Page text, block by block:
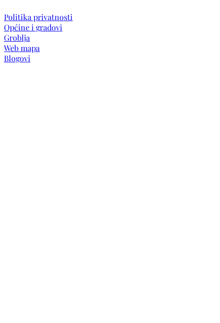
Politika privatnosti
Općine i gradovi
Groblja
Web mapa
Blogovi